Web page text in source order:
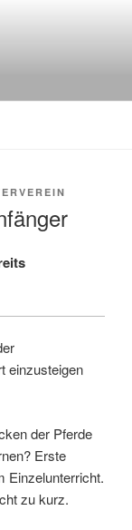
einzusteigen
der Pferde
Erste
Einzelunterricht.
zu kurz.